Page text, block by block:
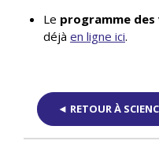
Le programme des
déjà en ligne ici.
◄ RETOUR À